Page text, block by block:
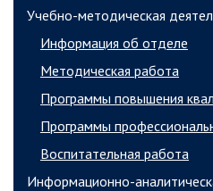
Учебно-методическая
Информация об отделе
Методическая работа
Программы повышения
Программы
Воспитательная работа
Информационно-